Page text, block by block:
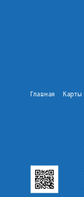
Главная Карты